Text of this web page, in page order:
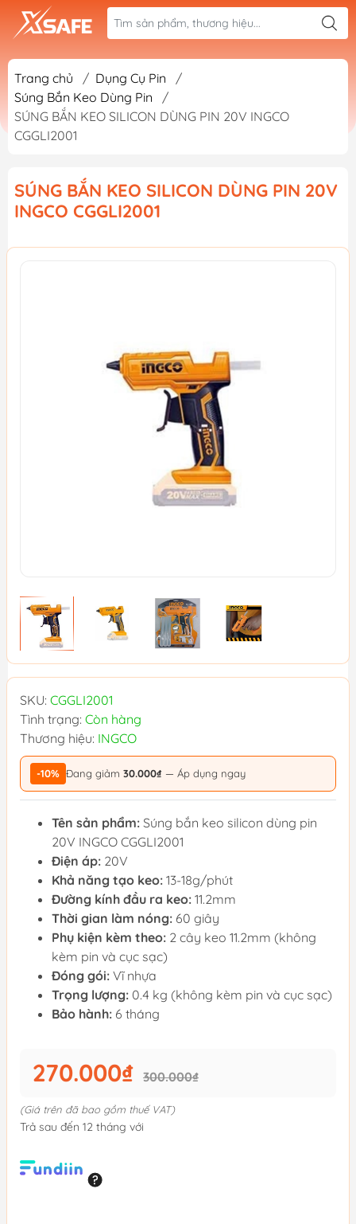
Trang chủ / Dụng Cụ Pin
/
Súng Bắn Keo Dùng Pin
/
SÚNG BẮN KEO SILICON DÙNG PIN 20V INGCO
CGGLI2001
SÚNG BẮN KEO SILICON DÙNG PIN 20V
INGCO CGGLI2001
SKU: CGGLI2001
Tình trạng: Còn hàng
Thương hiệu: INGCO
-10% Đang giảm 30.000₫ — Áp dụng ngay
Tên sản phẩm: Súng bắn keo silicon dùng pin
20V INGCO CGGLI2001
Điện áp: 20V
Khả năng tạo keo: 13-18g/phút
Đường kính đầu ra keo: 11.2mm
Thời gian làm nóng: 60 giây
Phụ kiện kèm theo: 2 cây keo 11.2mm (không
kèm pin và cục sạc)
Đóng gói: Vĩ nhựa
Trọng lượng: 0.4 kg (không kèm pin và cục sạc)
Bảo hành: 6 tháng
270.000₫ 300.000₫
(Giá trên đã bao gồm thuế VAT)
Trả sau đến 12 tháng với